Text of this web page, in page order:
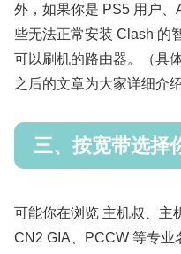
外，如果你是 PS5 用户
些无法正常安装 Clash 的
可以刷机的路由器。（具
之后的文章为大家详细介绍
三、按宽带选择
可能你在浏览 主机叔、主
CN2 GIA、PCCW 等专业